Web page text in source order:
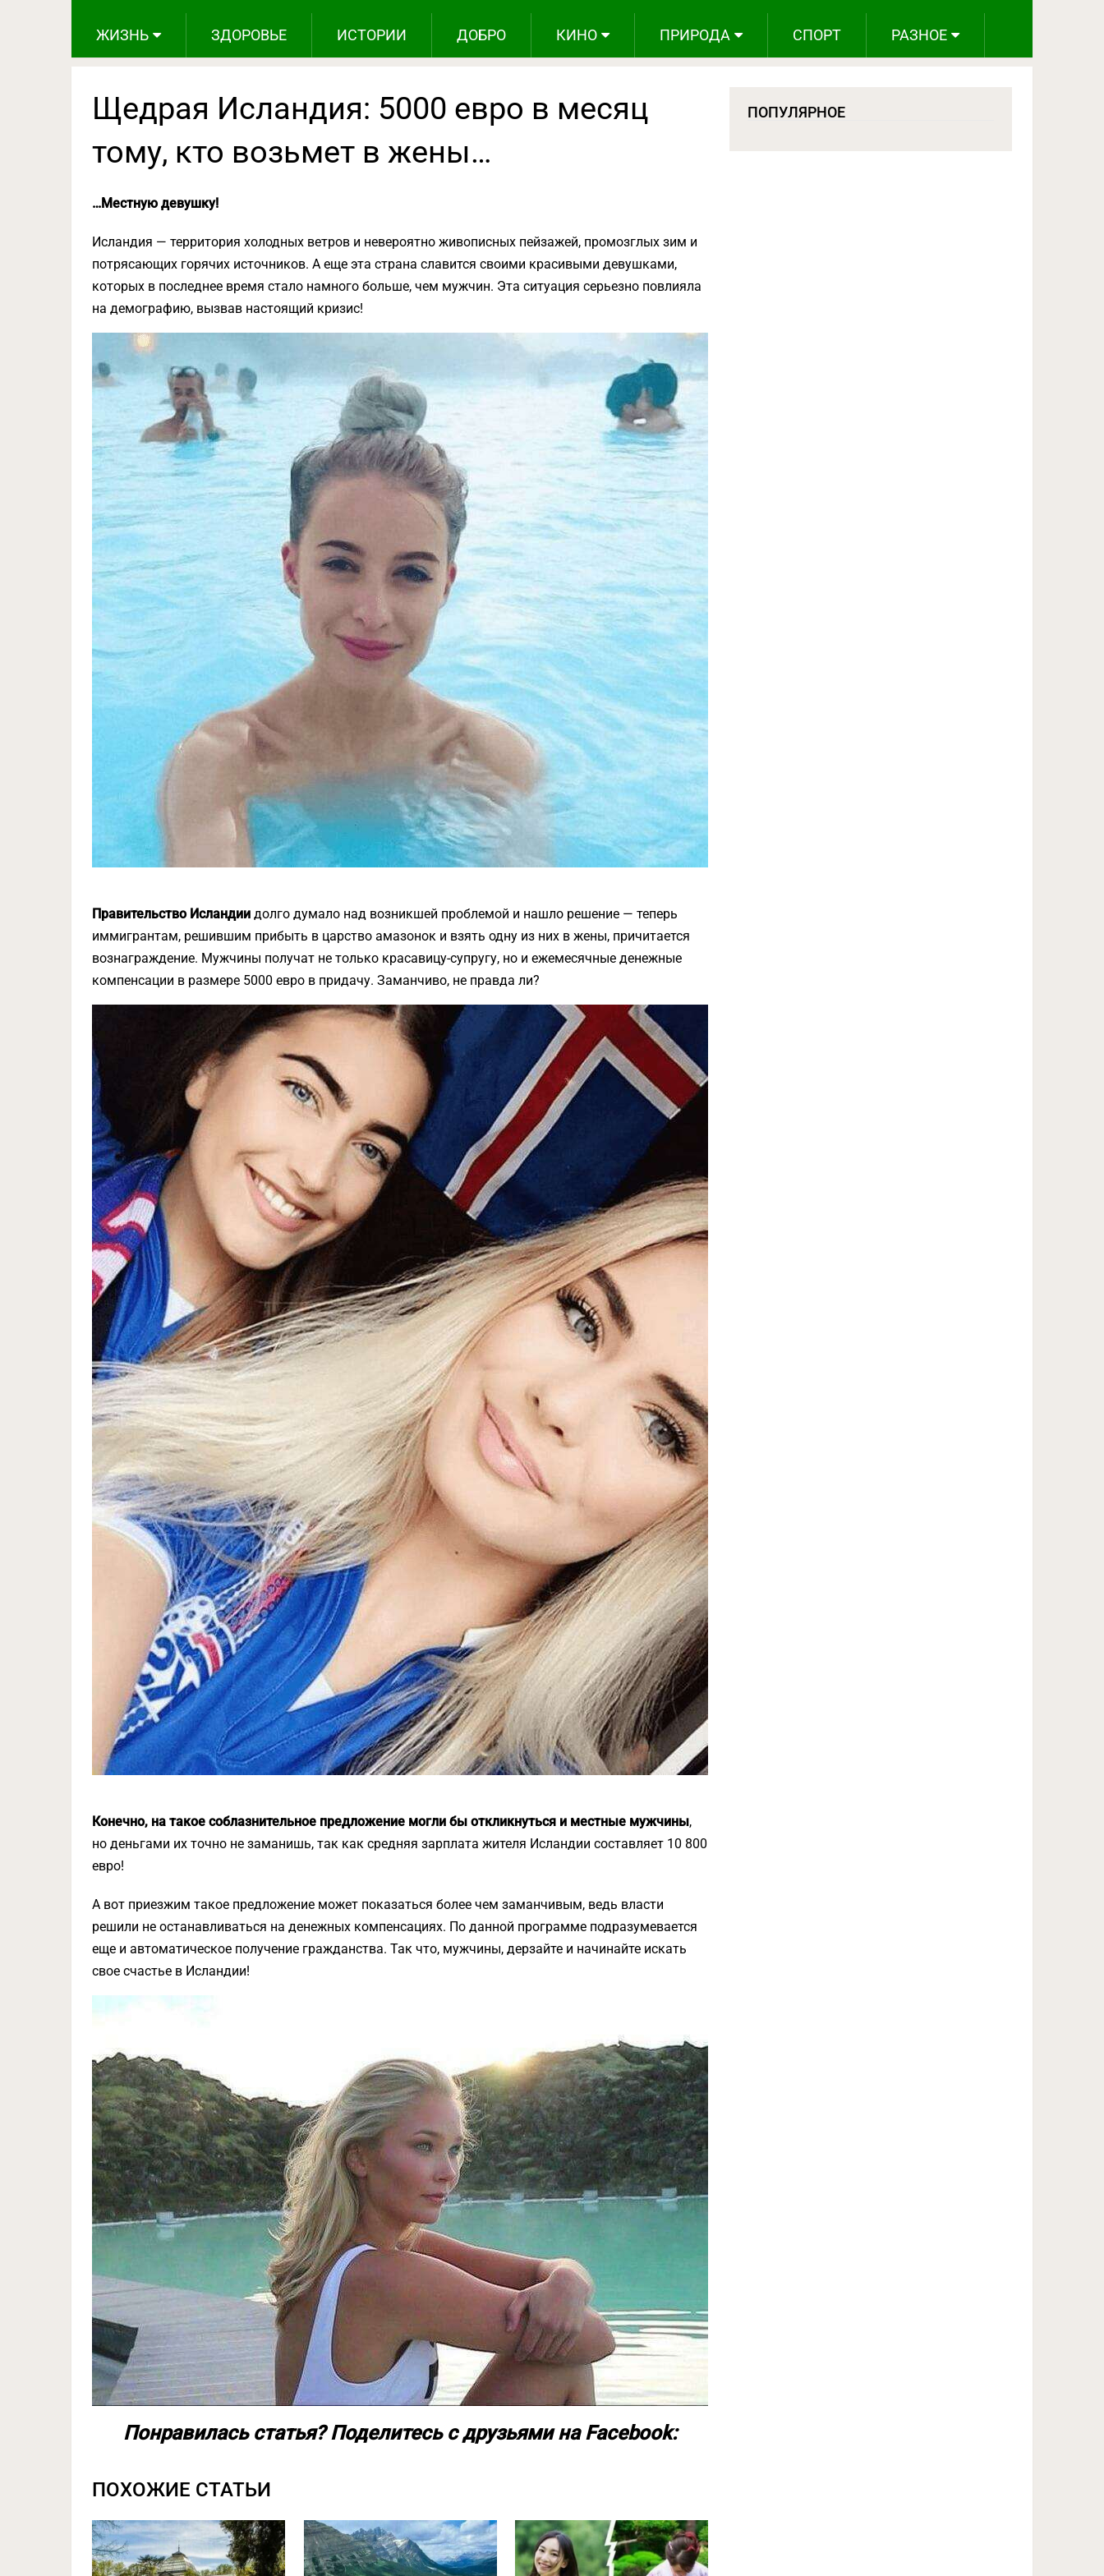
ЖИЗНЬ ЗДОРОВЬЕ ИСТОРИИ ДОБРО КИНО ПРИРОДА СПОРТ РАЗНОЕ
Щедрая Исландия: 5000 евро в месяц
тому, кто возьмет в жены…
…Местную девушку!
Исландия — территория холодных ветров и невероятно живописных пейзажей, промозглых зим и
потрясающих горячих источников. А еще эта страна славится своими красивыми девушками,
которых в последнее время стало намного больше, чем мужчин. Эта ситуация серьезно повлияла
на демографию, вызвав настоящий кризис!
Правительство Исландии долго думало над возникшей проблемой и нашло решение — теперь
иммигрантам, решившим прибыть в царство амазонок и взять одну из них в жены, причитается
вознаграждение. Мужчины получат не только красавицу-супругу, но и ежемесячные денежные
компенсации в размере 5000 евро в придачу. Заманчиво, не правда ли?
Конечно, на такое соблазнительное предложение могли бы откликнуться и местные мужчины,
но деньгами их точно не заманишь, так как средняя зарплата жителя Исландии составляет 10 800
евро!
А вот приезжим такое предложение может показаться более чем заманчивым, ведь власти
решили не останавливаться на денежных компенсациях. По данной программе подразумевается
еще и автоматическое получение гражданства. Так что, мужчины, дерзайте и начинайте искать
свое счастье в Исландии!
Понравилась статья? Поделитесь с друзьями на Facebook:
ПОХОЖИЕ СТАТЬИ
ПОПУЛЯРНОЕ